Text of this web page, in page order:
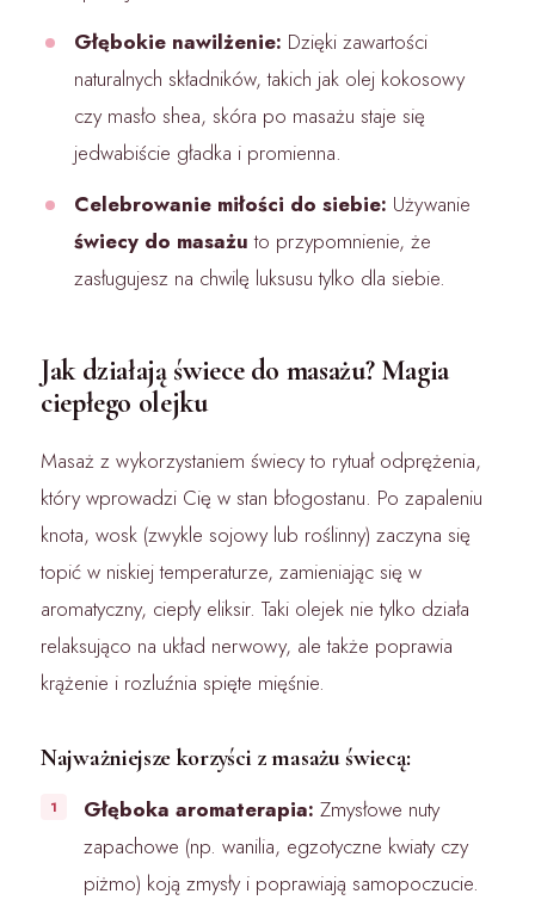
Głębokie nawilżenie: Dzięki zawartości
naturalnych składników, takich jak olej kokosowy
czy masło shea, skóra po masażu staje się
jedwabiście gładka i promienna.
Celebrowanie miłości do siebie: Używanie
świecy do masażu to przypomnienie, że
zasługujesz na chwilę luksusu tylko dla siebie.
Jak działają świece do masażu? Magia
ciepłego olejku
Masaż z wykorzystaniem świecy to rytuał odprężenia,
który wprowadzi Cię w stan błogostanu. Po zapaleniu
knota, wosk (zwykle sojowy lub roślinny) zaczyna się
topić w niskiej temperaturze, zamieniając się w
aromatyczny, ciepły eliksir. Taki olejek nie tylko działa
relaksująco na układ nerwowy, ale także poprawia
krążenie i rozluźnia spięte mięśnie.
Najważniejsze korzyści z masażu świecą:
Głęboka aromaterapia: Zmysłowe nuty
zapachowe (np. wanilia, egzotyczne kwiaty czy
piżmo) koją zmysły i poprawiają samopoczucie.